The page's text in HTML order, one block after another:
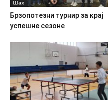
Шах
Брзопотезни турнир за крај
успешне сезоне